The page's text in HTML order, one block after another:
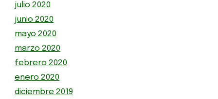
julio 2020
junio 2020
mayo 2020
marzo 2020
febrero 2020
enero 2020
diciembre 2019